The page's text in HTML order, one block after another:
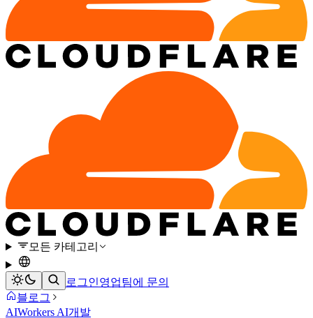
모든 카테고리
로그인영업팀에 문의
블로그
AIWorkers AI개발